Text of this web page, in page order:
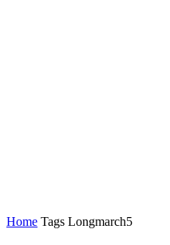
Home Tags Longmarch5